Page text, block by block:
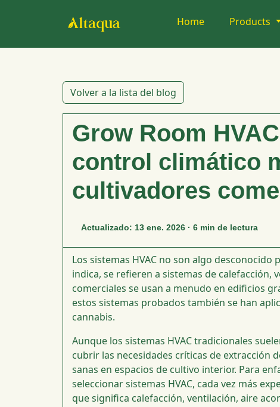
Home Products
Volver a la lista del blog
Grow Room
control climático
cultivadores
Actualizado: 13 ene. 2026 · 6 min de lectura
Los sistemas HVAC no son algo
indica, se refieren a sistemas de calefacción,
comerciales se usan a menudo en edificios
estos sistemas probados también se han
cannabis.
Aunque los sistemas HVAC tradicionales
cubrir las necesidades críticas de extracción
sanas en espacios de cultivo interior. Para
seleccionar sistemas HVAC, cada vez más
que significa calefacción, ventilación, aire